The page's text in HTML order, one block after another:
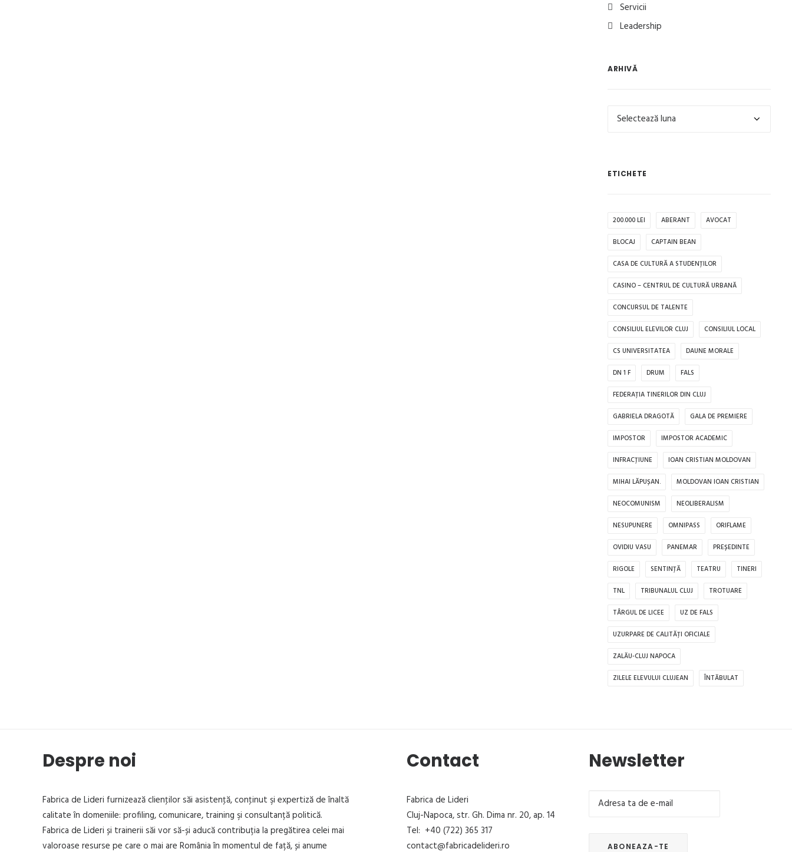
Servicii
Leadership
ARHIVĂ
Arhivă
ETICHETE
200.000 LEI ABERANT AVOCAT
BLOCAJ CAPTAIN BEAN
CASA DE CULTURĂ A STUDENȚILOR
CASINO – CENTRUL DE CULTURĂ URBANĂ
CONCURSUL DE TALENTE
CONSILIUL ELEVILOR CLUJ CONSILIUL LOCAL
CS UNIVERSITATEA DAUNE MORALE
DN 1 F DRUM FALS
FEDERAȚIA TINERILOR DIN CLUJ
GABRIELA DRAGOTĂ GALA DE PREMIERE
IMPOSTOR IMPOSTOR ACADEMIC
INFRACȚIUNE IOAN CRISTIAN MOLDOVAN
MIHAI LĂPUȘAN. MOLDOVAN IOAN CRISTIAN
NEOCOMUNISM NEOLIBERALISM
NESUPUNERE OMNIPASS ORIFLAME
OVIDIU VASU PANEMAR PREȘEDINTE
RIGOLE SENTINȚĂ TEATRU TINERI
TNL TRIBUNALUL CLUJ TROTUARE
TÂRGUL DE LICEE UZ DE FALS
UZURPARE DE CALITĂȚI OFICIALE
ZALĂU-CLUJ NAPOCA
ZILELE ELEVULUI CLUJEAN ÎNTĂBULAT
Despre noi
Fabrica de Lideri furnizează clienţilor săi asistenţă, conţinut şi expertiză de înaltă
calitate în domeniile: profiling, comunicare, training şi consultanță politică.
Fabrica de Lideri și trainerii săi vor să-și aducă contribuția la pregătirea celei mai
valoroase resurse pe care o mai are România în momentul de față, și anume
Contact
Fabrica de Lideri
Cluj-Napoca, str. Gh. Dima nr. 20, ap. 14
Tel: +40 (722) 365 317
contact@fabricadelideri.ro
Newsletter